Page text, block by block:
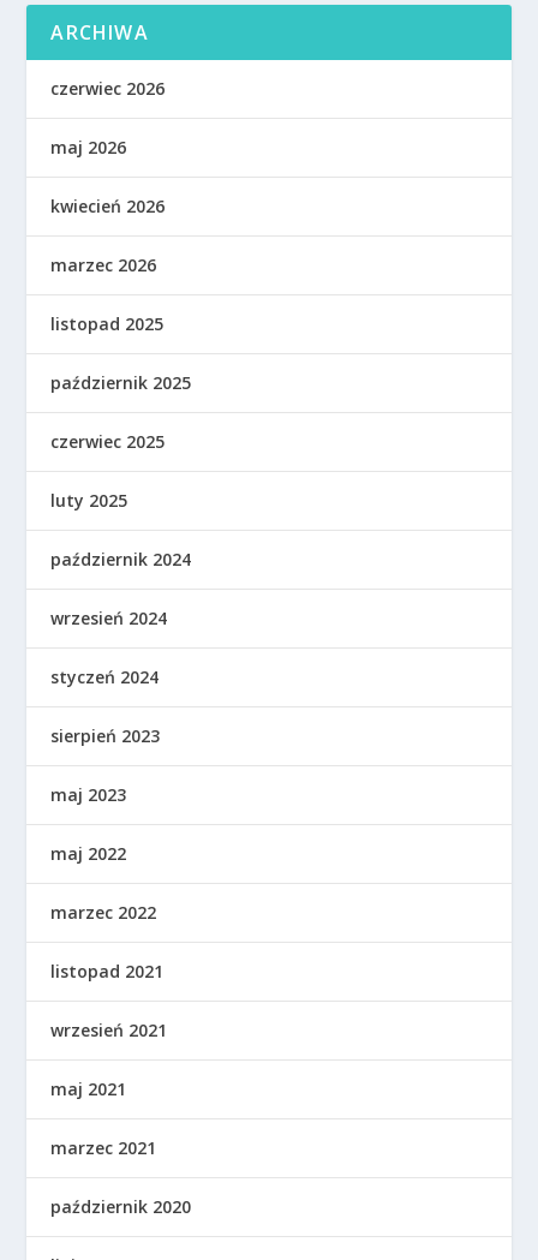
ARCHIWA
czerwiec 2026
maj 2026
kwiecień 2026
marzec 2026
listopad 2025
październik 2025
czerwiec 2025
luty 2025
październik 2024
wrzesień 2024
styczeń 2024
sierpień 2023
maj 2023
maj 2022
marzec 2022
listopad 2021
wrzesień 2021
maj 2021
marzec 2021
październik 2020